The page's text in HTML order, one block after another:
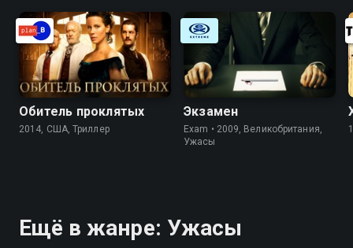
Обитель проклятых
2014, США, Триллер
Экзамен
Exam • 2009, Великобритания,
Ужасы
Ещё в жанре: Ужасы